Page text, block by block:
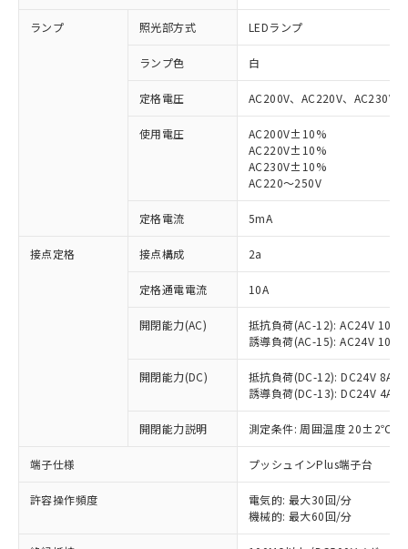
ランプ 照光部方式 LEDランプ
ランプ色 白
定格電圧 AC200V、AC220V、AC230V
使用電圧
AC200V±10%
AC220V±10%
AC230V±10%
AC220～250V
定格電流 5mA
接点定格 接点構成 2a
定格通電電流 10A
開閉能力(AC)
抵抗負荷(AC-12): AC24V 10A/
誘導負荷(AC-15): AC24V
開閉能力(DC)
抵抗負荷(DC-12): DC24V 8A/
誘導負荷(DC-13): DC24V 4A/
開閉能力説明 測定条件: 周囲温度 20±2℃、
端子仕様 プッシュインPlus端子台
許容操作頻度
電気的: 最大30回/分
機械的: 最大60回/分
ご利用条件
以下の条件をお読みいただき、同意のうえ
ご利用ください。
本サービスは、当社制御機器事業取扱
商品の当社在庫状況および標準価格
(税抜)を提供させていただくもので
当社制御機器事業取扱商品の中には、
ことをご了承ください。
在庫状況および標準価格照会結果は、
記載している更新日時点での社内デー
タに基づき作成されるものであり、閲
※1 対応状況
対応済み：EU RoHS指令（10物質）の
非含有に対応した製品が提供可能な商品で
対応予定：EU RoHS指令（10物質）の非含
有に対応した製品に切り替える予定のある
対応予定なし：EU RoHS指令（10物質）の
非含有に非対応の商品で、対応品を出す予
定はありません。
調査・確認中：EU RoHS指令（10物質）の
非含有の対応状況を調査中または確認中の
非該当品：ライセンス料など無形物で、有
害物質有無と関係のない商品です。
仕入先様の事情により、非含有部品として
いたものが、含有品と判明した場合などや
むを得ず変更することがあります。
鉛(Pb) 1000ppm以下、 水銀(Hg) 1000ppm以下、 カド
※1 中国RoHS○×表
「○」：最大均質材料含有率が中国RoHSの
基準値以下であることを示します。
「×」：最大均質材料含有率が中国RoHSの
基準値を超えていることを示します。
「－」：未確認です。当社販売部門へお問
い合わせください。
*中国RoHS10物質の基準値 (GB/T26572)：
当社は、これら貴社製品のうち、外国
為替および外国貿易法に定める商品
（以下｢規制貨物等」という）を輸出
または国外への提供する場合は、日本
国政府の輸出許可(または役務取引許